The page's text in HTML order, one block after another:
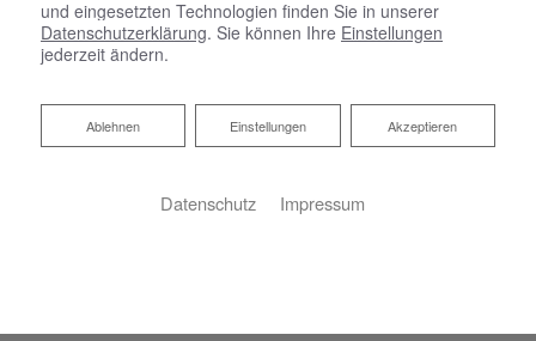
und eingesetzten Technologien finden Sie in unserer
Datenschutzerklärung. Sie können Ihre Einstellungen
jederzeit ändern.
Akzeptieren
Einstellungen
Ablehnen
Ablehnen
Datenschutz Impressum